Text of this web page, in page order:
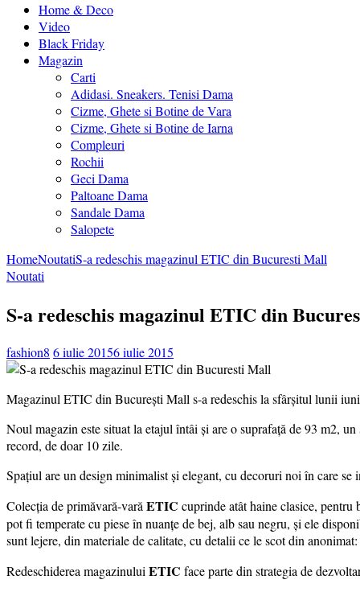
Home & Deco
Video
Black Friday
Magazin
Carti
Adidasi. Sneakers. Tenisi Dama
Cizme, Ghete si Botine de Vara
Cizme, Ghete si Botine de Iarna
Compleuri
Rochii
Geci Dama
Paltoane Dama
Sandale Dama
Salopete
HomeNoutatiS-a redeschis magazinul ETIC din Bucuresti Mall
Noutati
S-a redeschis magazinul ETIC din
fashion8 6 iulie 20156 iulie 2015
Magazinul ETIC din București Mall s-a redeschis la sfârșitul lunii
Noul magazin este situat la etajul întâi și are o suprafață de 93 m2,
record, de doar 10 zile.
Spațiul are un design minimalist și elegant, cu decoruri noi în care se
Colecția de primăvară-varăETIC cuprinde atât haine clasice,
pot fi temperate cu piese în nuanțe de bej, alb sau negru, și ele
sunt lejere, din materiale de calitate, cu detalii ce le scot din
Redeschiderea magazinuluiETIC face parte din strategia de